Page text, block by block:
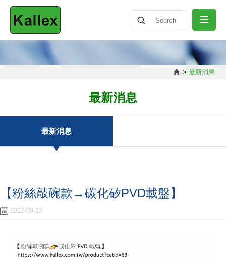
最新消息
聯絡我們
簡中
> 最新消息
最新消息
最新消息
【粉絲敲碗款→碳化矽PVD載盤】
2022-09-13